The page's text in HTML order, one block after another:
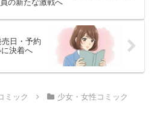
の新たな激戦へ
日・予約
決着へ
ミック 少女・女性コミック